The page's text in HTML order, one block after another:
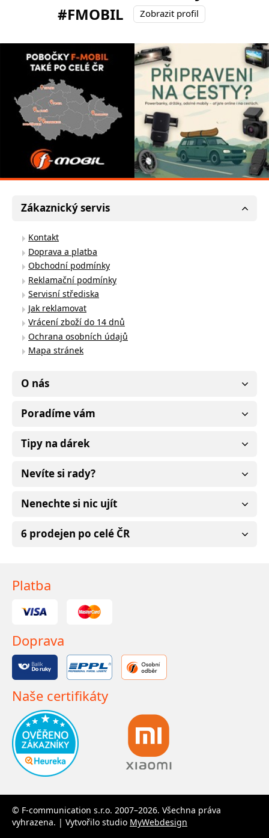
#FMOBIL
Zobrazit profil
Zákaznický servis
Kontakt
Doprava a platba
Obchodní podmínky
Reklamační podmínky
Servisní střediska
Jak reklamovat
Vrácení zboží do 14 dnů
Ochrana osobních údajů
Mapa stránek
O nás
Poradíme vám
Tipy na dárek
Nevíte si rady?
Nenechte si nic ujít
6 prodejen po celé ČR
Platba
Doprava
Naše certifikáty
© F-communication s.r.o. 2007–2026. Všechna práva
vyhrazena. | Vytvořilo studio MyWebdesign